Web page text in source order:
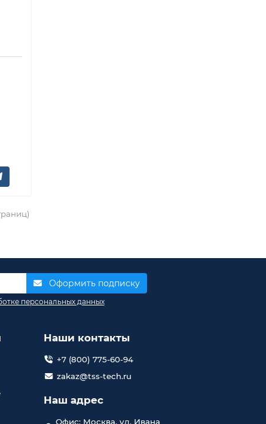
Оформить подписку
персональных данных
Наши контакты
+7 (800) 775-60-94
zakaz@tss-tech.ru
Наш адрес
Офис: Москва, ул. Ивана